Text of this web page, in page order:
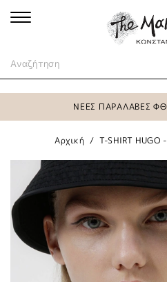
ΝΕΕΣ ΠΑΡΑΛΑΒΕΣ
Αρχική T-SHIRT HUGO